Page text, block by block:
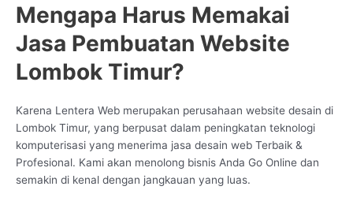
Mengapa Harus Memakai
Jasa Pembuatan Website
Lombok Timur?
Karena Lentera Web merupakan perusahaan website desain di
Lombok Timur, yang berpusat dalam peningkatan teknologi
komputerisasi yang menerima jasa desain web Terbaik &
Profesional. Kami akan menolong bisnis Anda Go Online dan
semakin di kenal dengan jangkauan yang luas.
CS Lenteraweb
Online